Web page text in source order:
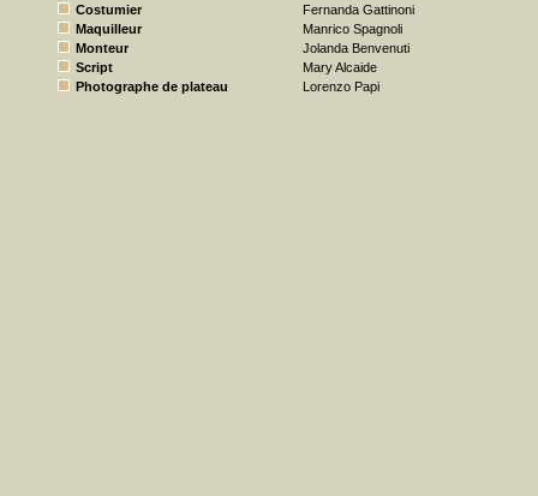
Costumier
Fernanda Gattinoni
Maquilleur
Manrico Spagnoli
Monteur
Jolanda Benvenuti
Script
Mary Alcaide
Photographe de plateau
Lorenzo Papi